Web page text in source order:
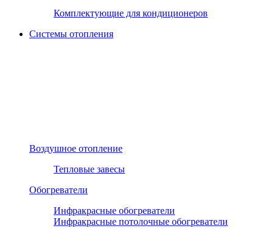
Комплектующие для кондиционеров
Системы отопления
Воздушное отопление
Тепловые завесы
Обогреватели
Инфракрасные обогреватели
Инфракрасные потолочные обогреватели